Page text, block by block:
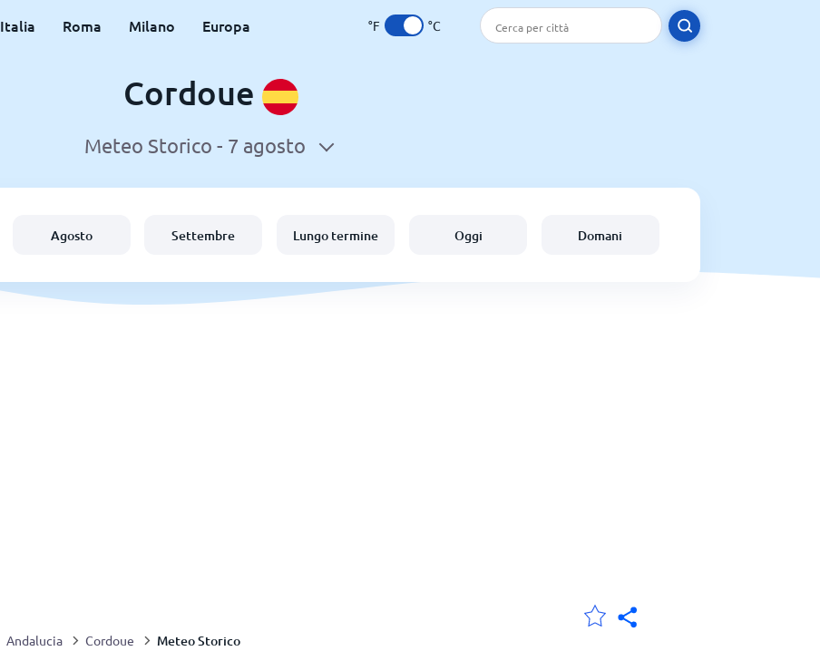
Italia Roma Milano Europa °F °C
Cordoue
Meteo Storico - 7 agosto
Agosto Settembre Lungo termine Oggi Domani
Andalucia Cordoue Meteo Storico